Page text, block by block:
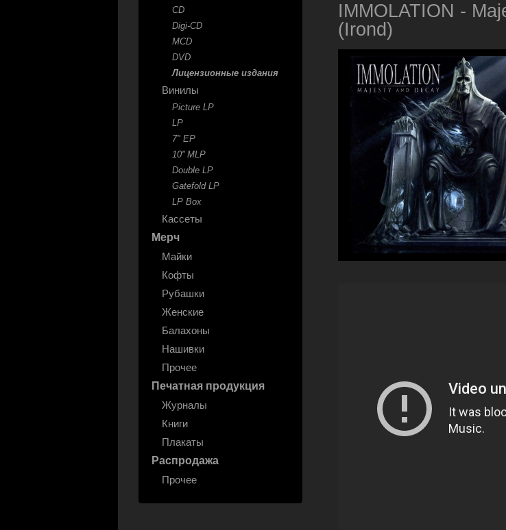
CD
Digi-CD
MCD
DVD
Лицензионные издания
Винилы
Picture LP
LP
7" EP
10'' MLP
Double LP
Gatefold LP
LP Box
Кассеты
Мерч
Майки
Кофты
Рубашки
Женские
Балахоны
Нашивки
Прочее
Печатная продукция
Журналы
Книги
Плакаты
Распродажа
Прочее
IMMOLATION -
(Irond)